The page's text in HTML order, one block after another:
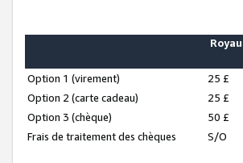
Option 1 (virement)
25 £
Option 2 (carte cadeau)
25 £
Option 3 (chèque)
50 £
Frais de traitement des chèques
S/O